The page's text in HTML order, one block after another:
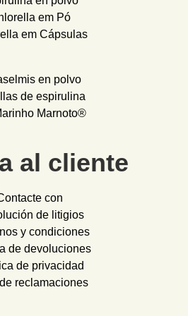
em Pó
em Cápsulas
en polvo
de espirulina
Marnoto®
al cliente
con
de litigios
y condiciones
de devoluciones
de privacidad
reclamaciones